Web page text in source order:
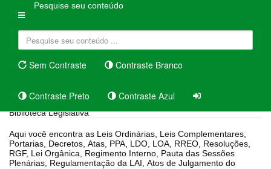
Pesquise seu conteúdo
Sem Contraste Contraste Branco
Contraste Preto Contraste Azul
Biblioteca Legislativa
Aqui você encontra as Leis Ordinárias, Leis Complementares,
Portarias, Decretos, Atas, PPA, LDO, LOA, RREO, Resoluções,
RGF, Lei Orgânica, Regimento Interno, Pauta das Sessões
Plenárias, Regulamentação da LAI, Atos de Julgamento do